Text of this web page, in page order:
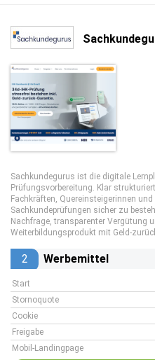
Sachkundegurus ist die digitale
Prüfungsvorbereitung. Klar
Fachkräften, Quereinsteigerinnen
Sachkundeprüfungen sicher zu
Nachfrage, transparenter Vergütung
Weiterbildungsprodukt mit Geld-
2 Werbemittel
Start
Stornoquote
Cookie
Freigabe
Mobil-Landingpage